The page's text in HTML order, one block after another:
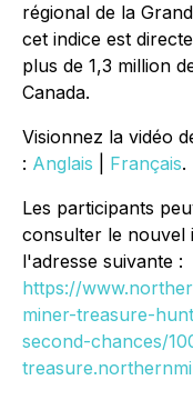
régional de la
cet indice est
plus de 1,3 million
Canada.
Visionnez la vidéo
: Anglais Français.
Les participants
consulter le nouvel
l'adresse suivante :
https://
miner-treasure-
second-chances/